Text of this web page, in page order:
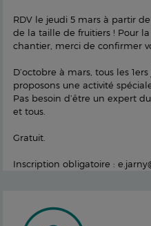
RDV le jeudi 5 mars à partir
de la taille de fruitiers ! Pour
chantier, merci de confirmer
D’octobre à mars, tous les
proposons une activité
Pas besoin d’être un expert
et tous.
Gratuit.
Inscription obligatoire :